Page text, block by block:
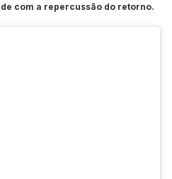
com a repercussão do retorno.